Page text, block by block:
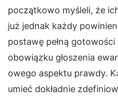
początkowo myśleli, że
już jednak każdy
postawę pełną
obowiązku głoszenia
owego aspektu prawdy.
umieć dokładnie